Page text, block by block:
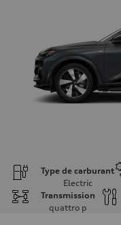
Type de carburant
Electric
Transmission
quattro p